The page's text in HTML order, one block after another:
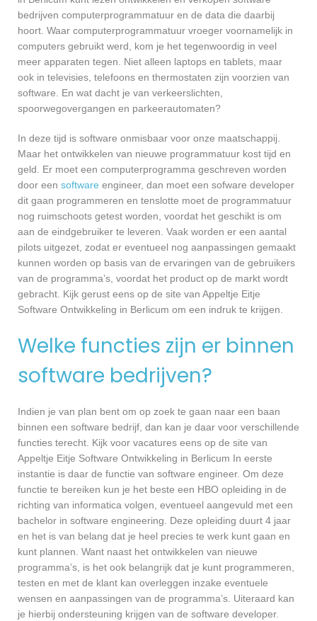
bedrijven computerprogrammatuur en de data die daarbij
hoort. Waar computerprogrammatuur vroeger voornamelijk in
computers gebruikt werd, kom je het tegenwoordig in veel
meer apparaten tegen. Niet alleen laptops en tablets, maar
ook in televisies, telefoons en thermostaten zijn voorzien van
software. En wat dacht je van verkeerslichten,
spoorwegovergangen en parkeerautomaten?
In deze tijd is software onmisbaar voor onze maatschappij.
Maar het ontwikkelen van nieuwe programmatuur kost tijd en
geld. Er moet een computerprogramma geschreven worden
door een software engineer, dan moet een sofware developer
dit gaan programmeren en tenslotte moet de programmatuur
nog ruimschoots getest worden, voordat het geschikt is om
aan de eindgebruiker te leveren. Vaak worden er een aantal
pilots uitgezet, zodat er eventueel nog aanpassingen gemaakt
kunnen worden op basis van de ervaringen van de gebruikers
van de programma’s, voordat het product op de markt wordt
gebracht. Kijk gerust eens op de site van Appeltje Eitje
Software Ontwikkeling in Berlicum om een indruk te krijgen.
Welke functies zijn er binnen
software bedrijven?
Indien je van plan bent om op zoek te gaan naar een baan
binnen een software bedrijf, dan kan je daar voor verschillende
functies terecht. Kijk voor vacatures eens op de site van
Appeltje Eitje Software Ontwikkeling in Berlicum In eerste
instantie is daar de functie van software engineer. Om deze
functie te bereiken kun je het beste een HBO opleiding in de
richting van informatica volgen, eventueel aangevuld met een
bachelor in software engineering. Deze opleiding duurt 4 jaar
en het is van belang dat je heel precies te werk kunt gaan en
kunt plannen. Want naast het ontwikkelen van nieuwe
programma’s, is het ook belangrijk dat je kunt programmeren,
testen en met de klant kan overleggen inzake eventuele
wensen en aanpassingen van de programma’s. Uiteraard kan
je hierbij ondersteuning krijgen van de software developer.